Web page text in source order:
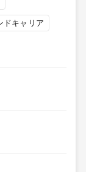
ドキャリア